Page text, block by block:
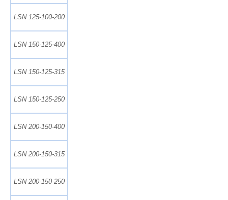
LSN 125-100-200
LSN 150-125-400
LSN 150-125-315
LSN 150-125-250
LSN 200-150-400
LSN 200-150-315
LSN 200-150-250